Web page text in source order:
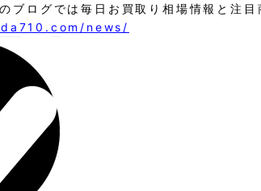
のブログでは毎日お買取り相場情報と注目
news/